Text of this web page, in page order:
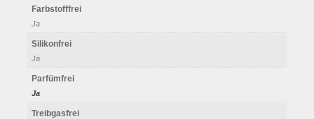
Farbstofffrei
Ja
Silikonfrei
Ja
Parfümfrei
Ja
Treibgasfrei